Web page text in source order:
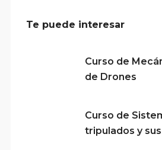
Te puede interesar
Curso de
de Drones
Curso de
tripulados y